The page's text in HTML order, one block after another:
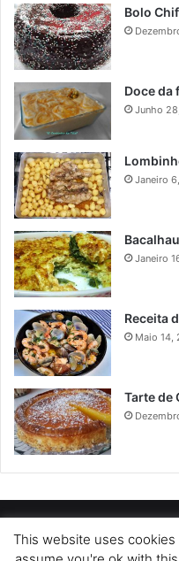
Bolo
Doce da
Junho
Janeiro
Janeiro
Receita
Maio 14,
Tarte de
POLÍTICA DE PRIVACIDADE
This website uses